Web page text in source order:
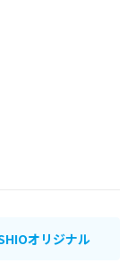
オリジナル